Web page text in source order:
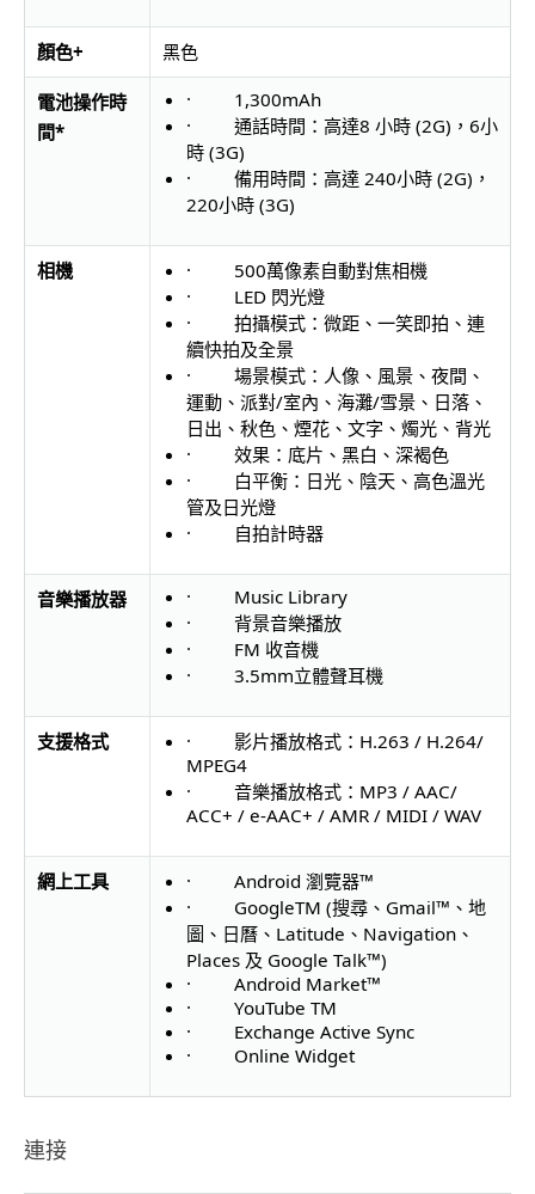
顏色+ 黑色
電池操作時
間*
· 1,300mAh
· 通話時間：高達8 小時 (2G)，6小
時 (3G)
· 備用時間：高達 240小時 (2G)，
220小時 (3G)
相機
· 500萬像素自動對焦相機
· LED 閃光燈
· 拍攝模式：微距、一笑即拍、連
續快拍及全景
· 場景模式：人像、風景、夜間、
運動、派對/室內、海灘/雪景、 日落、
日出、秋色、煙花、文字、燭光、背光
· 效果：底片、黑白、深褐色
· 白平衡：日光、陰天、高色溫光
管及日光燈
· 自拍計時器
音樂播放器
· Music Library
· 背景音樂播放
· FM 收音機
· 3.5mm立體聲耳機
支援格式
· 影片播放格式：H.263 / H.264/
MPEG4
· 音樂播放格式：MP3 / AAC/
ACC+ / e-AAC+ / AMR / MIDI / WAV
網上工具
· Android 瀏覽器™
· GoogleTM (搜尋、Gmail™、地
圖、日曆、Latitude、Navigation、
Places 及 Google Talk™)
· Android Market™
· YouTube TM
· Exchange Active Sync
· Online Widget
連接